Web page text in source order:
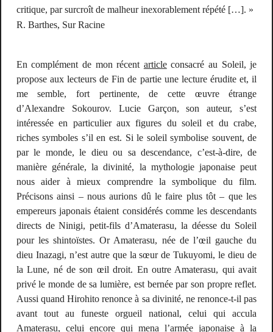
critique, par surcroît de malheur inexorablement répété […]. »
R. Barthes, Sur Racine
En complément de mon récent article consacré au Soleil, je
propose aux lecteurs deFin de partieune lecture érudite et, il
me semble, fort pertinente, de cette œuvre étrange
d’Alexandre Sokourov. Lucie Garçon, son auteur, s’est
intéressée en particulier aux figures du soleil et du crabe,
riches symboles s’il en est. Si le soleil symbolise souvent, de
par le monde, le dieu ou sa descendance, c’est-à-dire, de
manière générale, ladivinité, la mythologie japonaise peut
nous aider à mieux comprendre la symbolique du film.
Précisons ainsi – nous aurions dû le faire plus tôt – que les
empereurs japonais étaient considérés comme les descendants
directs de Ninigi, petit-fils d’Amaterasu, la déesse du Soleil
pour les shintoïstes. Or Amaterasu, née de l’œil gauche du
dieu Inazagi, n’est autre que la sœur de Tukuyomi, le dieu de
la Lune, né de son œil droit. En outre Amaterasu, qui avait
privé le monde de sa lumière, est bernée par son propre reflet.
Aussi quand Hirohito renonce à sa divinité, ne renonce-t-il pas
avant tout au funeste orgueil national, celui qui accula
Amaterasu, celui encore qui mena l’armée japonaise à la